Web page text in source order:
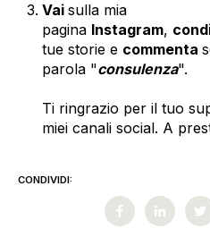
Vai sulla mia
pagina Instagram,
tue storie e commenta
parola "consulenza".
Ti ringrazio per il tuo
miei canali social. A
CONDIVIDI: